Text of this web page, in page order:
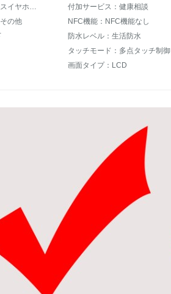
通信機能：ブルートゥースイヤホンとして取り外すことができます。
付加サービス：健康相談
の他
NFC機能：NFC機能なし
防水レベル：生活防水
タッチモード：多点タッチ制御
画面タイプ：LCD